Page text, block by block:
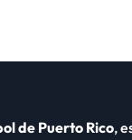
de Puerto Rico,